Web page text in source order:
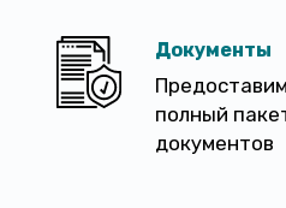
Документы
Предоставим
полный
документов